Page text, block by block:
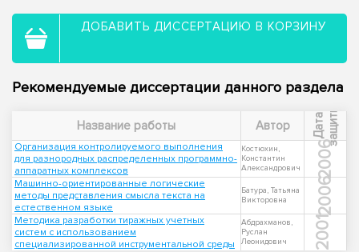
ДОБАВИТЬ ДИССЕРТАЦИЮ В КОРЗИНУ
Рекомендуемые диссертации данного раздела
Название работы Автор Д
а
т
а
з
а
щ
и
т ы
Организация контролируемого выполнения
для разнородных распределенных программно-
аппаратных комплексов
Костюхин,
Константин
Александрович
2006
Машинно-ориентированные логические
методы представления смысла текста на
естественном языке
Батура, Татьяна
Викторовна
2006
Методика разработки тиражных учетных
систем с использованием
специализированной инструментальной среды
Абдрахманов,
Руслан
Леонидович
2001